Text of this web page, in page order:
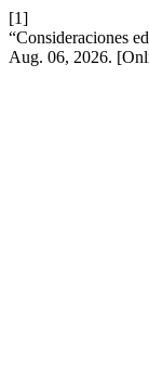
[1]
“Consideraciones
Aug. 06, 2026.